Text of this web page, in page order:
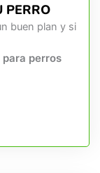
PERRO
buen plan y si
perros